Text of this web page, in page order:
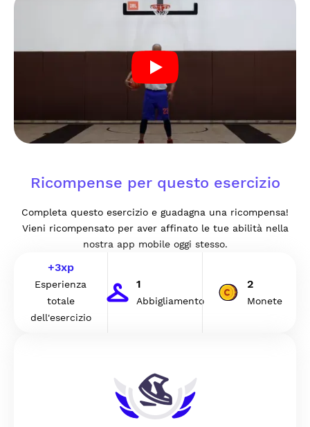
Ricompense per questo esercizio
Completa questo esercizio e guadagna una ricompensa!
Vieni ricompensato per aver affinato le tue abilità nella
nostra app mobile oggi stesso.
+3xp
Esperienza
totale
dell'esercizio
1
Abbigliamento
2
Monete